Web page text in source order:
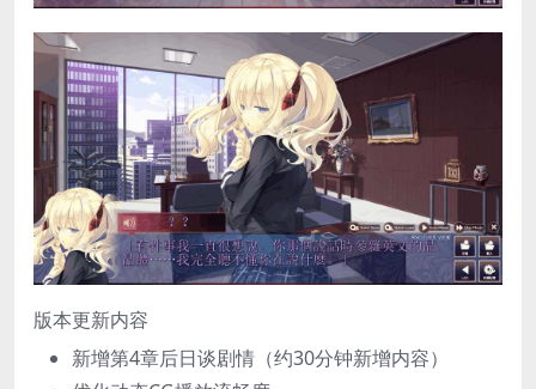
版本更新内容
新增第4章后日谈剧情（约30分钟新增内容）